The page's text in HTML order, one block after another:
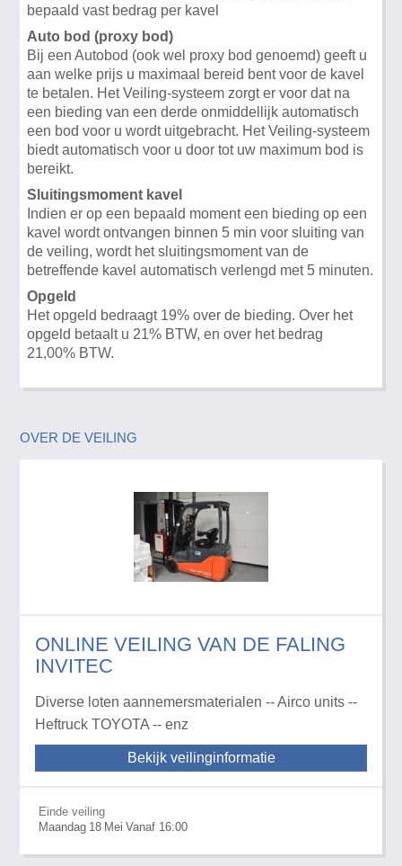
bepaald vast bedrag per kavel
Auto bod (proxy bod)
Bij een Autobod (ook wel proxy bod genoemd) geeft u
aan welke prijs u maximaal bereid bent voor de kavel
te betalen. Het Veiling-systeem zorgt er voor dat na
een bieding van een derde onmiddellijk automatisch
een bod voor u wordt uitgebracht. Het Veiling-systeem
biedt automatisch voor u door tot uw maximum bod is
bereikt.
Sluitingsmoment kavel
Indien er op een bepaald moment een bieding op een
kavel wordt ontvangen binnen 5 min voor sluiting van
de veiling, wordt het sluitingsmoment van de
betreffende kavel automatisch verlengd met 5 minuten.
Opgeld
Het opgeld bedraagt 19% over de bieding. Over het
opgeld betaalt u 21% BTW, en over het bedrag
21,00% BTW.
OVER DE VEILING
ONLINE VEILING VAN DE FALING
INVITEC
Diverse loten aannemersmaterialen -- Airco units --
Heftruck TOYOTA -- enz
Bekijk veilinginformatie
Einde veiling
Maandag 18 Mei Vanaf 16:00